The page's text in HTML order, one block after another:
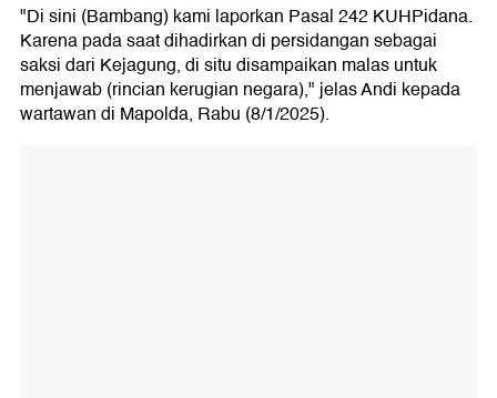
"Di sini (Bambang) kami laporkan Pasal 242 KUHPidana.
Karena pada saat dihadirkan di persidangan sebagai
saksi dari Kejagung, di situ disampaikan malas untuk
menjawab (rincian kerugian negara)," jelas Andi kepada
wartawan di Mapolda, Rabu (8/1/2025).